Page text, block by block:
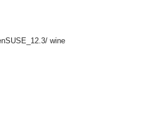
wine